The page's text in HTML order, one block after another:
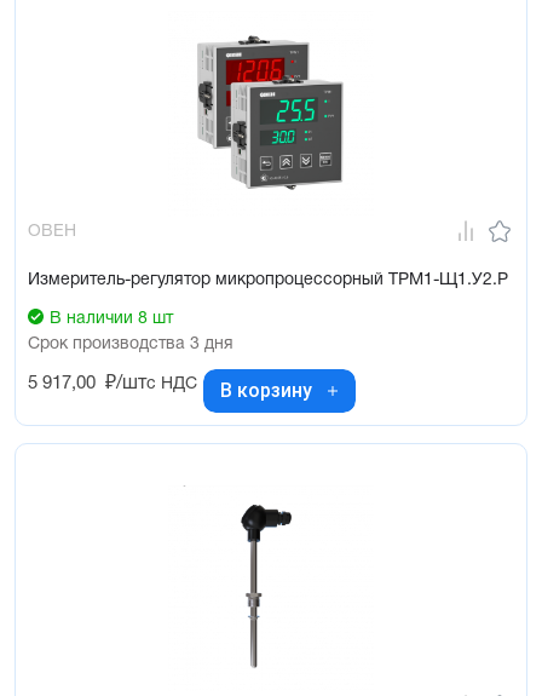
ОВЕН
Измеритель-регулятор микропроцессорный ТРМ1-Щ1.У2.Р
В наличии 8 шт
Срок производства 3 дня
5 917,00 ₽/штс НДС В корзину